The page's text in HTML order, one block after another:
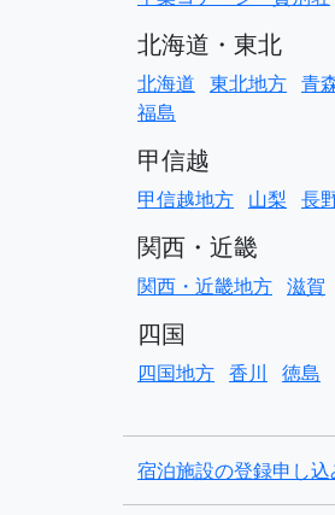
北海道・東北
北海道 東北地方 青
福島
甲信越
甲信越地方 山梨 長
関西・近畿
関西・近畿地方 滋賀
四国
四国地方 香川 徳島
宿泊施設の登録申し込